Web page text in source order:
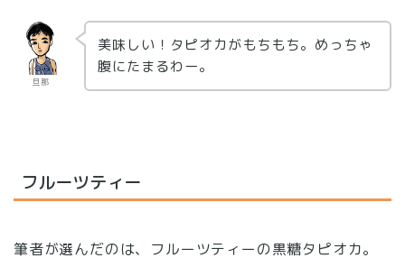
旦那
美味しい！タピオカがもちもち。めっちゃ
腹にたまるわー。
フルーツティー
筆者が選んだのは、フルーツティーの黒糖タピオカ。